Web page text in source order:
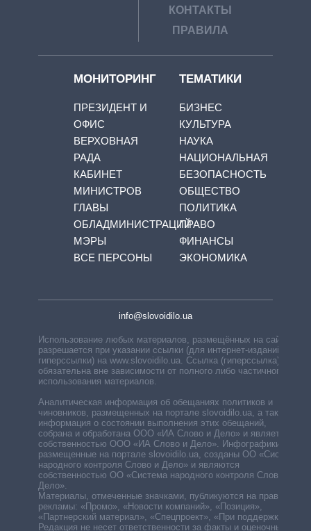
КОНТАКТЫ
ПРАВИЛА
МОНИТОРИНГ
ПРЕЗИДЕНТ И
ОФИС
ВЕРХОВНАЯ
РАДА
КАБИНЕТ
МИНИСТРОВ
ГЛАВЫ
ОБЛАДМИНИСТРАЦИЙ
МЭРЫ
ВСЕ ПЕРСОНЫ
ТЕМАТИКИ
БИЗНЕС
КУЛЬТУРА
НАУКА
НАЦИОНАЛЬНАЯ
БЕЗОПАСНОСТЬ
ОБЩЕСТВО
ПОЛИТИКА
ПРАВО
ФИНАНСЫ
ЭКОНОМИКА
info@slovoidilo.ua
Использование любых материалов, размещённых на сайте,
разрешается при указании ссылки (для интернет-изданий —
гиперссылки) на www.slovoidilo.ua. Ссылка (гиперссылка)
обязательна вне зависимости от полного либо частичного
использования материалов.
Аналитическая информация об обещаниях политиков и
чиновников, размещенных на портале slovoidilo.ua, а также
информация о состоянии выполнения этих обещаний,
собрана и обработана ООО «ИА Слово и Дело» и является
собственностью ООО «ИА Слово и Дело». Инфографики,
размещенные на портале slovoidilo.ua, созданы ОО «Система
народного контроля Слово и Дело» и являются
собственностью ОО «Система народного контроля Слово и
Дело».
Материалы, отмеченные значками, публикуются на правах
рекламы: «Промо», «Новости компаний», «Позиция»,
«Партнерский материал», «Спецпроект», «При поддержке».
Редакция не несет ответственности за факты и оценочные